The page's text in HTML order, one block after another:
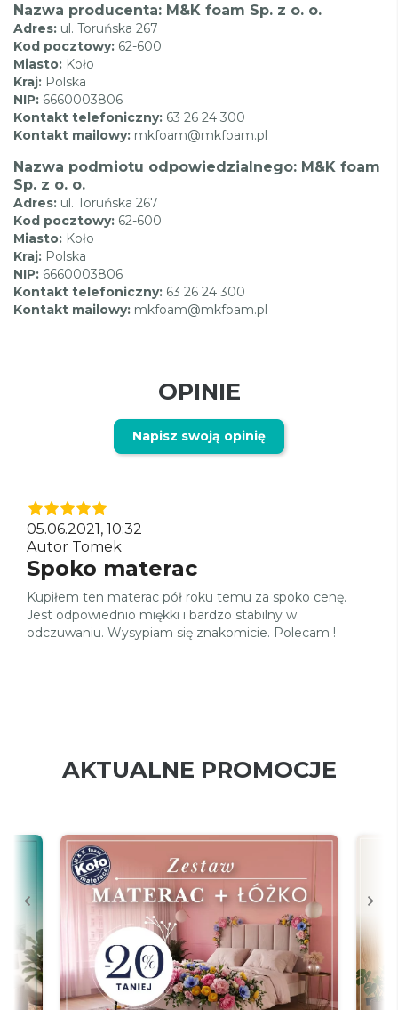
Nazwa producenta: M&K foam Sp. z o. o.
Adres: ul. Toruńska 267
Kod pocztowy: 62-600
Miasto: Koło
Kraj: Polska
NIP: 6660003806
Kontakt telefoniczny: 63 26 24 300
Kontakt mailowy: mkfoam@mkfoam.pl
Nazwa podmiotu odpowiedzialnego: M&K foam
Sp. z o. o.
Adres: ul. Toruńska 267
Kod pocztowy: 62-600
Miasto: Koło
Kraj: Polska
NIP: 6660003806
Kontakt telefoniczny: 63 26 24 300
Kontakt mailowy: mkfoam@mkfoam.pl
OPINIE
Napisz swoją opinię
05.06.2021, 10:32
Autor Tomek
Spoko materac
Kupiłem ten materac pół roku temu za spoko cenę.
Jest odpowiednio miękki i bardzo stabilny w
odczuwaniu. Wysypiam się znakomicie. Polecam !
AKTUALNE PROMOCJE